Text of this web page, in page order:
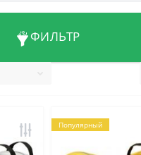
ФИЛЬТР
Популярный